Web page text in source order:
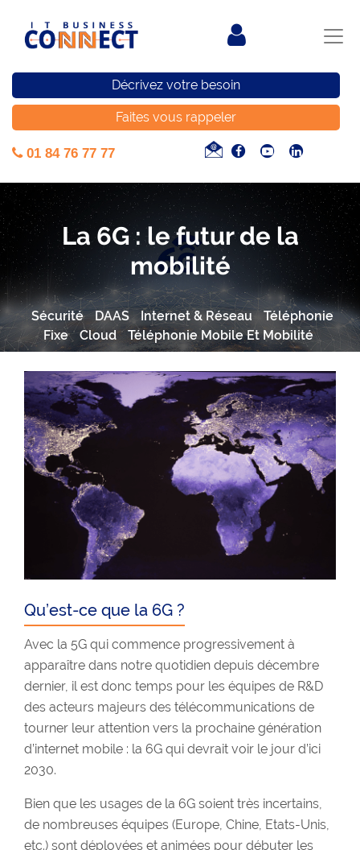
Décrivez votre besoin
Faites vous rappeler
01 84 76 77 77
La 6G : le futur de la
mobilité
Sécurité DAAS Internet & Réseau
Téléphonie
Fixe
Cloud Téléphonie Mobile Et Mobilité
Qu’est-ce que la 6G ?
Avec la 5G qui commence progressivement à
apparaître dans notre quotidien depuis décembre
dernier, il est donc temps pour les équipes de R&D
des acteurs majeurs des télécommunications de
tourner leur attention vers la prochaine génération
d’internet mobile : la 6G qui devrait voir le jour d’ici
2030.
Bien que les usages de la 6G soient très incertains,
de nombreuses équipes (Europe, Chine, Etats-Unis,
etc.) sont déployées et animées pour débuter les